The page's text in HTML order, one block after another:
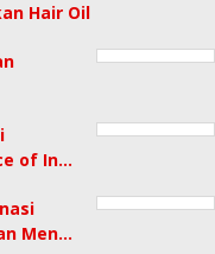
Hair Oil
of In…
Men…